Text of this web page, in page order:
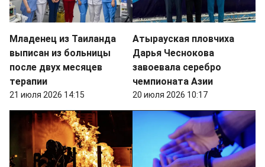
Младенец из Таиланда
выписан из больницы
после двух месяцев
терапии
21 июля 2026 14:15
Атырауская пловчиха
Дарья Чеснокова
завоевала серебро
чемпионата Азии
20 июля 2026 10:17